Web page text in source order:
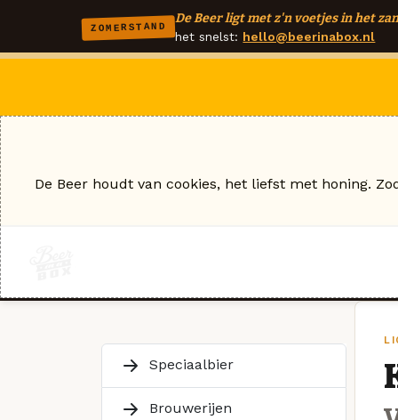
ZOMERSTAND
De Beer ligt met z'n voetjes in het
het snelst: hello@beerinabox.nl
Speciaalbier
Brouwerijen
De Beer houdt van cookies, het liefst met honing.